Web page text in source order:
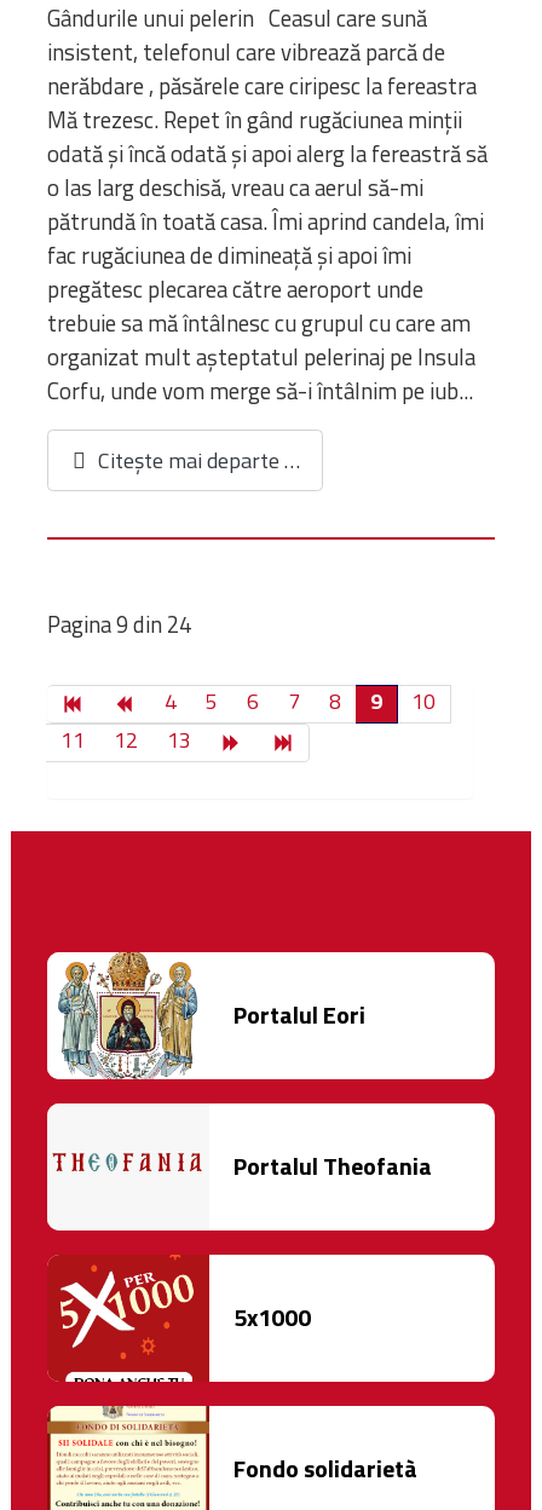
Gândurile unui pelerin Ceasul care sună
insistent, telefonul care vibrează parcă de
nerăbdare , păsărele care ciripesc la fereastra
Mă trezesc. Repet în gând rugăciunea minții
odată și încă odată și apoi alerg la fereastră să
o las larg deschisă, vreau ca aerul să-mi
pătrundă în toată casa. Îmi aprind candela, îmi
fac rugăciunea de dimineață și apoi îmi
pregătesc plecarea către aeroport unde
trebuie sa mă întâlnesc cu grupul cu care am
organizat mult așteptatul pelerinaj pe Insula
Corfu, unde vom merge să-i întâlnim pe iub...
Citește mai departe …
Pagina 9 din 24
4 5 6 7 8 9
10
11
12 13
Portalul Eori
Portalul Theofania
5x1000
Fondo solidarietà